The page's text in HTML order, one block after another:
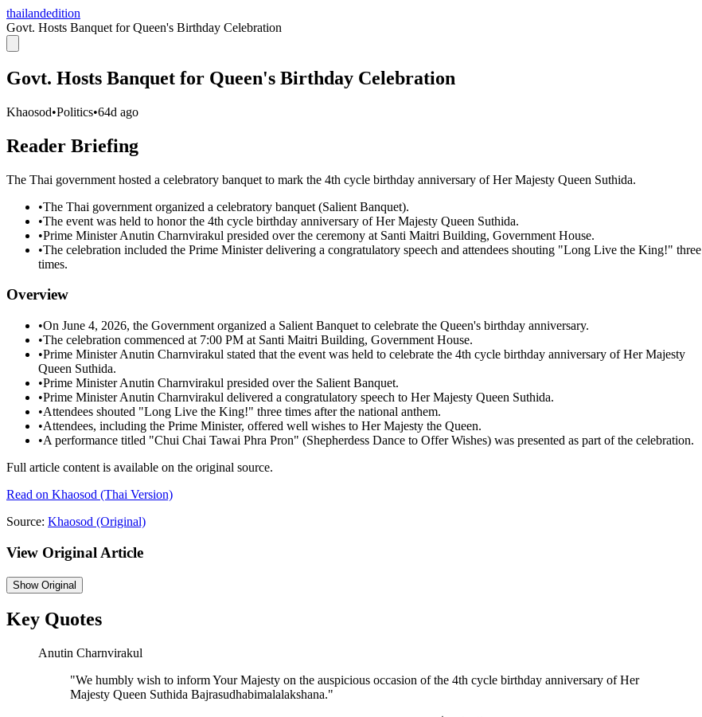
thailandedition
Govt. Hosts Banquet for Queen's Birthday Celebration
Govt. Hosts Banquet for Queen's Birthday Celebration
Khaosod•Politics•64d ago
Reader Briefing
The Thai government hosted a celebratory banquet to mark the 4th cycle birthday anniversary of Her Majesty Queen Suthida.
•The Thai government organized a celebratory banquet (Salient Banquet).
•The event was held to honor the 4th cycle birthday anniversary of Her Majesty Queen Suthida.
•Prime Minister Anutin Charnvirakul presided over the ceremony at Santi Maitri Building, Government House.
•The celebration included the Prime Minister delivering a congratulatory speech and attendees shouting "Long Live the King!" three
times.
Overview
•On June 4, 2026, the Government organized a Salient Banquet to celebrate the Queen's birthday anniversary.
•The celebration commenced at 7:00 PM at Santi Maitri Building, Government House.
•Prime Minister Anutin Charnvirakul stated that the event was held to celebrate the 4th cycle birthday anniversary of Her Majesty
Queen Suthida.
•Prime Minister Anutin Charnvirakul presided over the Salient Banquet.
•Prime Minister Anutin Charnvirakul delivered a congratulatory speech to Her Majesty Queen Suthida.
•Attendees shouted "Long Live the King!" three times after the national anthem.
•Attendees, including the Prime Minister, offered well wishes to Her Majesty the Queen.
•A performance titled "Chui Chai Tawai Phra Pron" (Shepherdess Dance to Offer Wishes) was presented as part of the celebration.
Full article content is available on the original source.
Read on Khaosod (Thai Version)
Source: Khaosod (Original)
View Original Article
ShowOriginal
Key Quotes
Anutin Charnvirakul
"We humbly wish to inform Your Majesty on the auspicious occasion of the 4th cycle birthday anniversary of Her
Majesty Queen Suthida Bajrasudhabimalalakshana."